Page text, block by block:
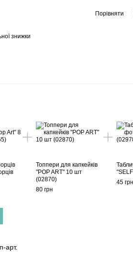
Порівняти
знижки
Топпери для капкейків
"POP ART" 10 шт
(02870)
80 грн
45 грн
арт.